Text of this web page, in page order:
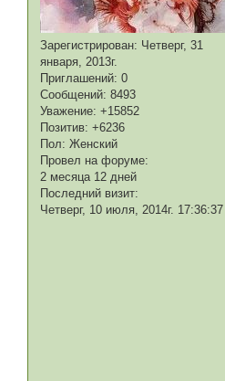
Зарегистрирован: Четверг, 31
января, 2013г.
Приглашений: 0
Сообщений: 8493
Уважение: +15852
Позитив: +6236
Пол: Женский
Провел на форуме:
2 месяца 12 дней
Последний визит:
Четверг, 10 июля, 2014г. 17:36:37